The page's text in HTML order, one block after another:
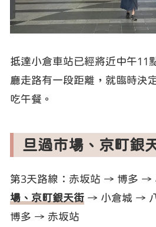
抵達小倉車站已經將近中午11
廳走路有一段距離，就臨時決
吃午餐。
旦過市場、京町銀
第3天路線：赤坂站 → 博多 →
場、京町銀天街 → 小倉城 →
博多 → 赤坂站